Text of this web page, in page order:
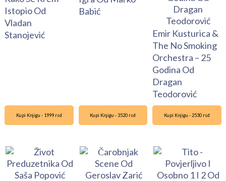
Istopio Od
Vladan
Stanojević
Babić
Emir Kusturica &
The No Smoking
Orchestra – 25
Godina Od
Dragan
Teodorović
Kupi Knjigu - 1999 rsd Kupi Knjigu - 3520 rsd Kupi Knjigu - 2530 rsd